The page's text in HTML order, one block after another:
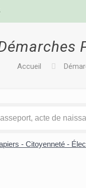
Accueil
- Citoyenneté -